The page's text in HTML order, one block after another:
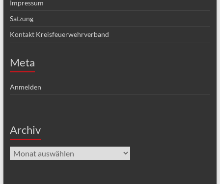
Impressum
Satzung
Kontakt Kreisfeuerwehrverband
Meta
Anmelden
Archiv
Archiv